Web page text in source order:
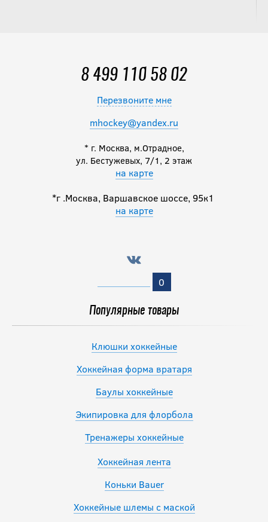
8 499 110 58 02
Перезвоните мне
mhockey@yandex.ru
* г. Москва, м.Отрадное,
ул. Бестужевых, 7/1, 2 этаж
на карте
*г .Москва, Варшавское шоссе, 95к1
на карте
0
Популярные товары
Клюшки хоккейные
Хоккейная форма вратаря
Баулы хоккейные
Экипировка для флорбола
Тренажеры хоккейные
Хоккейная лента
Коньки Bauer
Хоккейные шлемы с маской